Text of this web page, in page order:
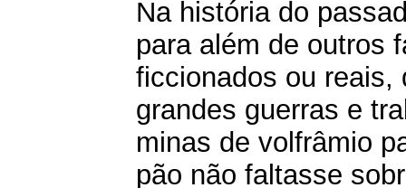
Na história do
para além de outros
ficcionados ou reais,
grandes guerras e
minas de volfrâmio
pão não faltasse